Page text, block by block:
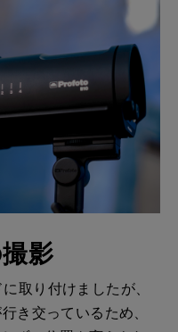
影
取り付けましたが、
き交っているため、